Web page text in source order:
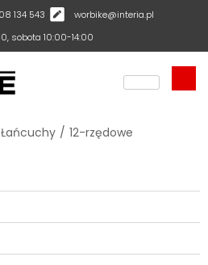
134 543
worbike@interia.pl
sobota 10:00-14:00
Łańcuchy / 12-rzędowe